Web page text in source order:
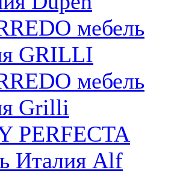
мебель
GRILLI
мебель
Grilli
PERFECTA
Италия Alf